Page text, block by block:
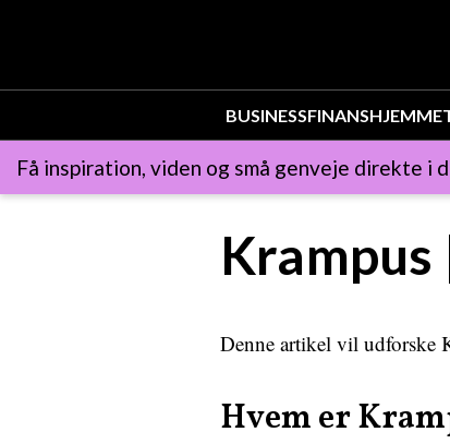
BUSINESSFINANS
Få inspiration, viden og små genveje direkte i
Denne artikel vil udforske
Hvem er